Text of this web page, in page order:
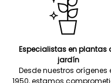
Especialistas en plantas
jardín
Desde nuestros orígenes
1950, estamos